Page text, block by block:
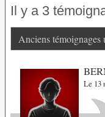
Il y a 3
Anciens témoignages
Le 13